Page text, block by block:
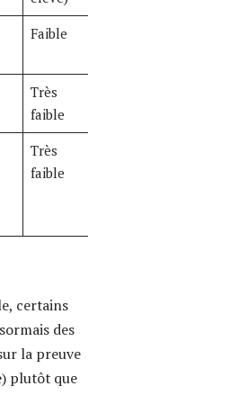
standard
adaptée
et de